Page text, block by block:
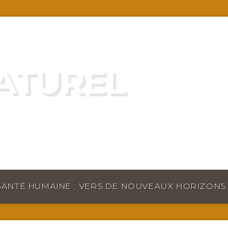
HUMAINE : VERS DE NOUVEAUX HORIZONS.